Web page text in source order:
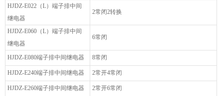
HJDZ-E022（L）端子排中间
继电器
2常闭2转换
HJDZ-E060（L）端子排中间
继电器
6常闭
HJDZ-E080端子排中间继电器 8常闭
HJDZ-E240端子排中间继电器 2常开4常闭
HJDZ-E260端子排中间继电器 2常开6常闭